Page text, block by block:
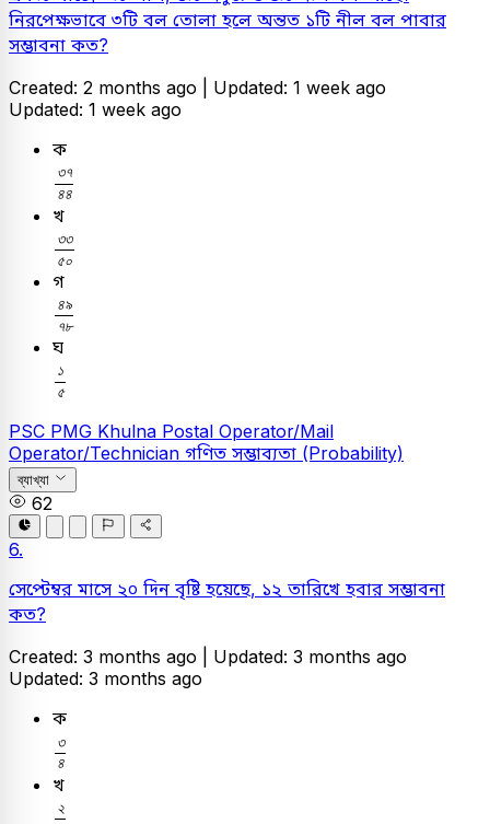
নিরপেক্ষভাবে ৩টি বল তোলা হলে অন্তত ১টি নীল বল পাবার
সম্ভাবনা কত?
Created: 2 months ago | Updated: 1 week ago
Updated: 1 week ago
ক
৩৭
৪৪
৩৭
খ
৩৩
৫০
৩৩
গ
৪৯
৭৮
৪৯
ঘ
১
৫
১
PSC PMG Khulna Postal Operator/Mail
Operator/Technician গণিত সম্ভাব্যতা (Probability)
ব্যাখ্যা
62
6.
সেপ্টেম্বর মাসে ২০ দিন বৃষ্টি হয়েছে, ১২ তারিখে হবার সম্ভাবনা
কত?
Created: 3 months ago | Updated: 3 months ago
Updated: 3 months ago
ক
৩
৪
৩
খ
২
২